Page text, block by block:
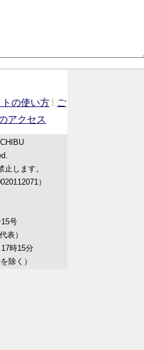
の使い方
ご
アクセス
止します。
）
15号
表）
時15分
除く）